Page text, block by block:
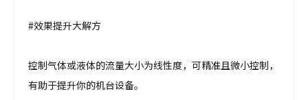
#效果提升大解方
控制气体或液体的流量大小为线性度，可精准且微小控制，
有助于提升你的机台设备。